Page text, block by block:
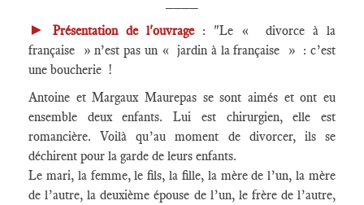
►Présentation de l'ouvrage: "Le « divorce à la
française » n’est pas un « jardin à la française » : c’est
une boucherie !
Antoine et Margaux Maurepas se sont aimés et ont eu
ensemble deux enfants. Lui est chirurgien, elle est
romancière. Voilà qu’au moment de divorcer, ils se
déchirent pour la garde de leurs enfants.
Le mari, la femme, le fils, la fille, la mère de l’un, la mère
de l’autre, la deuxième épouse de l’un, le frère de l’autre,